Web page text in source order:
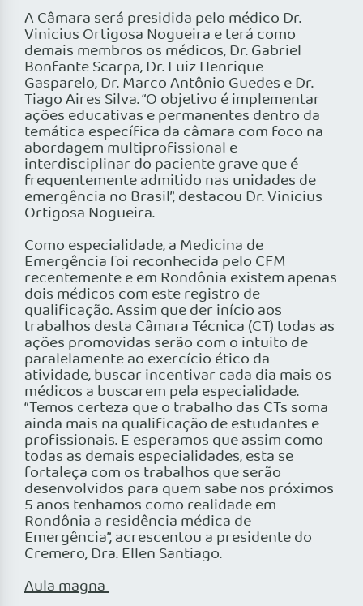
A Câmara será presidida pelo médico Dr.
Vinicius Ortigosa Nogueira e terá como
demais membros os médicos, Dr. Gabriel
Bonfante Scarpa, Dr. Luiz Henrique
Gasparelo, Dr. Marco Antônio Guedes e Dr.
Tiago Aires Silva. “O objetivo é implementar
ações educativas e permanentes dentro da
temática específica da câmara com foco na
abordagem multiprofissional e
interdisciplinar do paciente grave que é
frequentemente admitido nas unidades de
emergência no Brasil”, destacou Dr. Vinicius
Ortigosa Nogueira.
Como especialidade, a Medicina de
Emergência foi reconhecida pelo CFM
recentemente e em Rondônia existem apenas
dois médicos com este registro de
qualificação. Assim que der início aos
trabalhos desta Câmara Técnica (CT) todas as
ações promovidas serão com o intuito de
paralelamente ao exercício ético da
atividade, buscar incentivar cada dia mais os
médicos a buscarem pela especialidade.
“Temos certeza que o trabalho das CTs soma
ainda mais na qualificação de estudantes e
profissionais. E esperamos que assim como
todas as demais especialidades, esta se
fortaleça com os trabalhos que serão
desenvolvidos para quem sabe nos próximos
5 anos tenhamos como realidade em
Rondônia a residência médica de
Emergência”, acrescentou a presidente do
Cremero, Dra. Ellen Santiago.
Aula magna